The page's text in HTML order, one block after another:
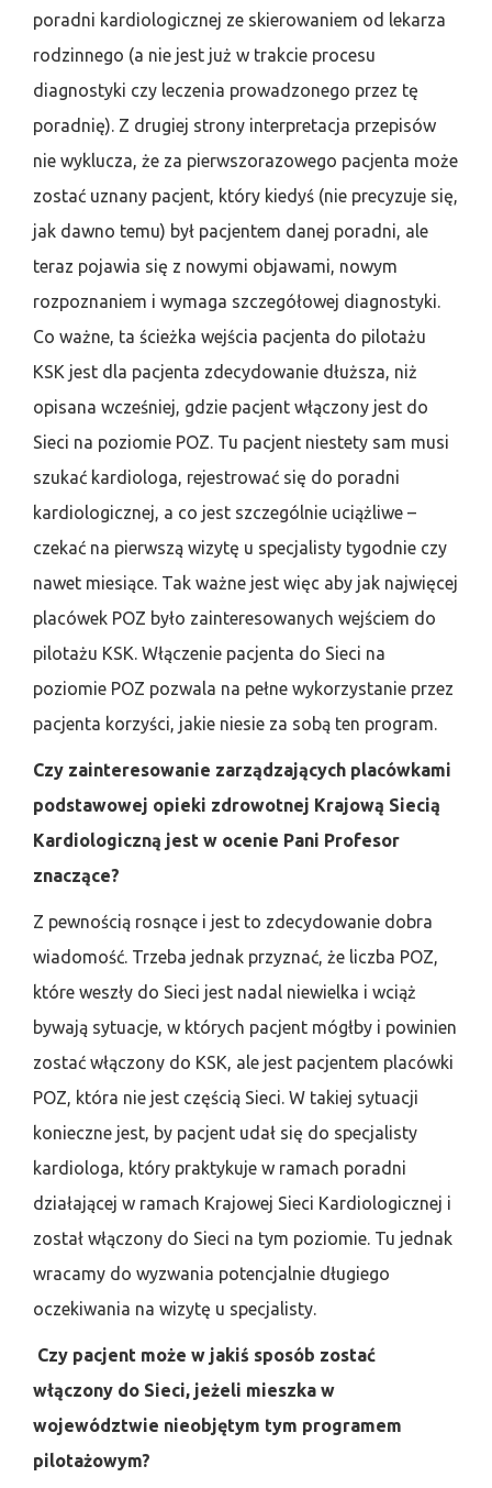
poradni kardiologicznej ze skierowaniem od lekarza
rodzinnego (a nie jest już w trakcie procesu
diagnostyki czy leczenia prowadzonego przez tę
poradnię). Z drugiej strony interpretacja przepisów
nie wyklucza, że za pierwszorazowego pacjenta może
zostać uznany pacjent, który kiedyś (nie precyzuje się,
jak dawno temu) był pacjentem danej poradni, ale
teraz pojawia się z nowymi objawami, nowym
rozpoznaniem i wymaga szczegółowej diagnostyki.
Co ważne, ta ścieżka wejścia pacjenta do pilotażu
KSK jest dla pacjenta zdecydowanie dłuższa, niż
opisana wcześniej, gdzie pacjent włączony jest do
Sieci na poziomie POZ. Tu pacjent niestety sam musi
szukać kardiologa, rejestrować się do poradni
kardiologicznej, a co jest szczególnie uciążliwe –
czekać na pierwszą wizytę u specjalisty tygodnie czy
nawet miesiące. Tak ważne jest więc aby jak najwięcej
placówek POZ było zainteresowanych wejściem do
pilotażu KSK. Włączenie pacjenta do Sieci na
poziomie POZ pozwala na pełne wykorzystanie przez
pacjenta korzyści, jakie niesie za sobą ten program.
Czy zainteresowanie zarządzających placówkami
podstawowej opieki zdrowotnej Krajową Siecią
Kardiologiczną jest w ocenie Pani Profesor
znaczące?
Z pewnością rosnące i jest to zdecydowanie dobra
wiadomość. Trzeba jednak przyznać, że liczba POZ,
które weszły do Sieci jest nadal niewielka i wciąż
bywają sytuacje, w których pacjent mógłby i powinien
zostać włączony do KSK, ale jest pacjentem placówki
POZ, która nie jest częścią Sieci. W takiej sytuacji
konieczne jest, by pacjent udał się do specjalisty
kardiologa, który praktykuje w ramach poradni
działającej w ramach Krajowej Sieci Kardiologicznej i
został włączony do Sieci na tym poziomie. Tu jednak
wracamy do wyzwania potencjalnie długiego
oczekiwania na wizytę u specjalisty.
Czy pacjent może w jakiś sposób zostać
włączony do Sieci, jeżeli mieszka w
województwie nieobjętym tym programem
pilotażowym?